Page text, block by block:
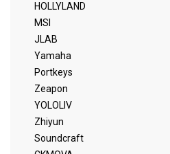
HOLLYLAND
MSI
JLAB
Yamaha
Portkeys
Zeapon
YOLOLIV
Zhiyun
Soundcraft